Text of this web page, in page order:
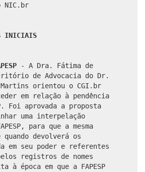
NIC.br
INICIAIS
- A Dra. Fátima de
de Advocacia do Dr.
Martins orientou o CGI.br
em relação à pendência
Foi aprovada a proposta
uma interpelação
para que a mesma
devolverá os
em seu poder e referentes
registros de nomes
à época em que a FAPESP